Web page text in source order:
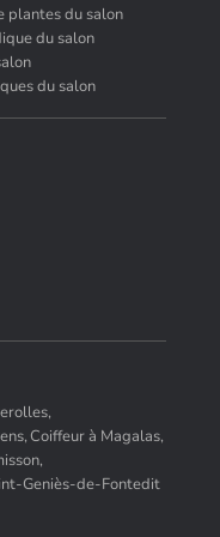
plantes du salon
du salon
du salon
Coiffeur à Magalas,
Geniès-de-Fontedit